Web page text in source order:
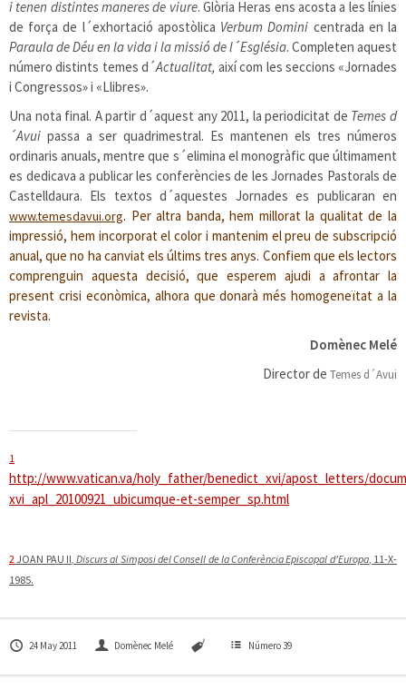
i tenen distintes maneres de viure. Glòria Heras ens acosta a les línies
de força de l´exhortació apostòlica Verbum Domini centrada en la
Paraula de Déu en la vida i la missió de l´Església. Completen aquest
número distints temes d´Actualitat, així com les seccions «Jornades
i Congressos» i «Llibres».
Una nota final. A partir d´aquest any 2011, la periodicitat de Temes d
´Avui passa a ser quadrimestral. Es mantenen els tres números
ordinaris anuals, mentre que s´elimina el monogràfic que últimament
es dedicava a publicar les conferències de les Jornades Pastorals de
Castelldaura. Els textos d´aquestes Jornades es publicaran en
www.temesdavui.org. Per altra banda, hem millorat la qualitat de la
impressió, hem incorporat el color i mantenim el preu de subscripció
anual, que no ha canviat els últims tres anys. Confiem que els lectors
comprenguin aquesta decisió, que esperem ajudi a afrontar la
present crisi econòmica, alhora que donarà més homogeneïtat a la
revista.
Domènec Melé
Director de Temes d´Avui
1
http://www.vatican.va/holy_father/benedict_xvi/apost_letters/
xvi_apl_20100921_ubicumque-et-semper_sp.html
2 JOAN PAU II, Discurs al Simposi del Consell de la Conferència Episcopal d'Europa, 11-X-
1985.
24 May 2011 Domènec Melé Número 39